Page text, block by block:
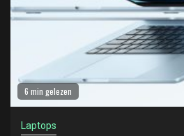
6 min gelezen
Laptops